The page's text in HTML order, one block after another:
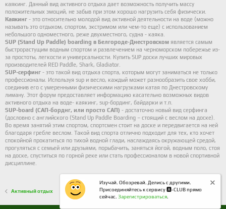
каякинг. Данный вид активного отдыха дает возможность получить массу
положительных эмоций, не забыв при этом хорошо нагрузить себя физически.
Каякинг - это относительно молодой вид активной деятельности на воде (можно
называть это отдыхом, спортом, экстримом или чем-то еще) с использованием
небольшого одноместного, реже двухместного, судна - каяка.
SUP (Stand Up Paddle) boarding в Белгороде-Днестровском является самым
быстрорастущим водным спортом и развлечением на черноморском побережье из-
за простоты, легкости и универсальности. Купить SUP доски лучших мировых
производителей RED Paddle, Shark, Gladiator.
SUP-серфинг - это такой вид отдыха спорта, которым могут заниматься не только
профессионалы. Используя sup и весло, каждый может разнообразить свое хобби,
соединив его с умеренными физическими нагрузками катая по Днестровскому
лиману. Этот форум предоставляет информацию касательно возможных видов
активного отдыха на воде- каякинг, sup-бординг, байдарки и т.п.
SUP-board (САП-борднг, или просто САП) - достаточно новый вид серфинга
(дословно с английского (Stand Up Paddle Boarding – стоящий с веслом на доске).
Во время занятий этим спортом, спортсмен стоит на доске и передвигается на ней
благодаря гребле веслом. Такой вид спорта отлично подходит для тех, кто хочет
спокойной прокатиться по тихой водной глади, наслаждаясь окружающей средой,
прогуляться с семьей или друзьями, порыбачить, заняться йогой, водным поло, стоя
на доске, спуститься по горной реке или стать профессионалом в новой спортивной
дисциплине.
Активный отдых
Изучай. Обозревай. Делись с другими.
Присоединяйтесь к сервису 🅰️-CLUB прямо
сейчас. Зарегистрироваться